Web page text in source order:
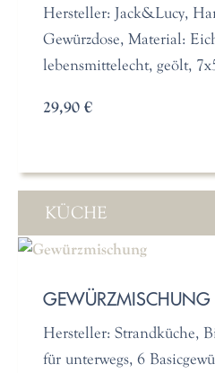
Hersteller: Jack&Lucy,
Gewürzdose, Material:
lebensmittelecht, geölt,
29,90 €
KÜCHE
GEWÜRZMISCHUNG
Hersteller: Strandküche,
für unterwegs, 6